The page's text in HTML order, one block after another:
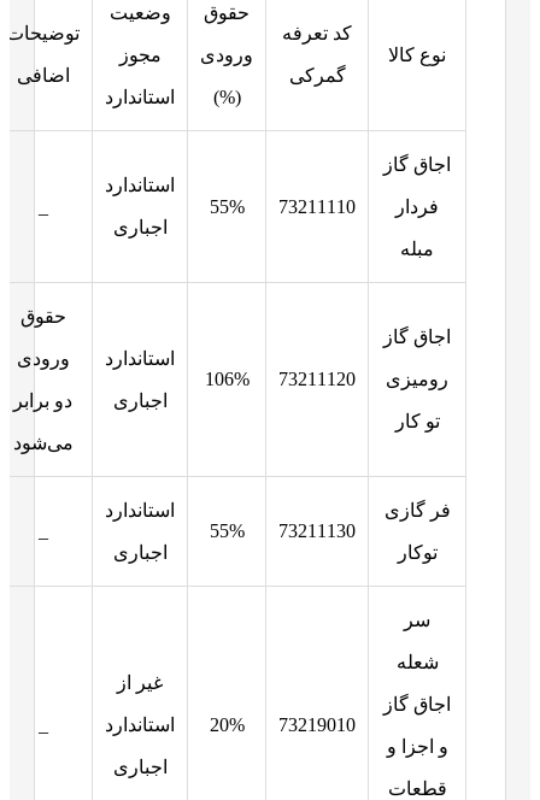
نوع کالا
کد تعرفه
گمرکی
حقوق
ورودی
(%)
وضعیت
مجوز
استاندارد
توضیحات
اضافی
اجاق گاز
فردار
مبله
73211110
55%
استاندارد
اجباری
اجاق گاز
رومیزی
تو کار
73211120
106%
استاندارد
اجباری
حقوق
ورودی
دو برابر
می‌شود
فر گازی
توکار
73211130
55%
استاندارد
اجباری
سر
شعله
اجاق گاز
و اجزا و
قطعات
73219010
20%
غیر از
استاندارد
اجباری